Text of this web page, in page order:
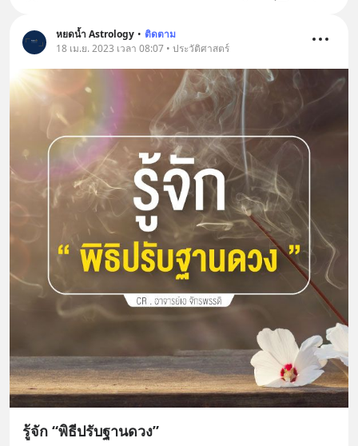
หยดน้ำ Astrology • ติดตาม
18 เม.ย. 2023 เวลา 08:07 • ประวัติศาสตร์
รู้จัก “พิธีปรับฐานดวง”